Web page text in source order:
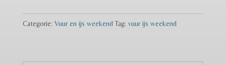
weekend
-
Categorie: Vuur en ijs weekend Tag: vuur ijs weekend